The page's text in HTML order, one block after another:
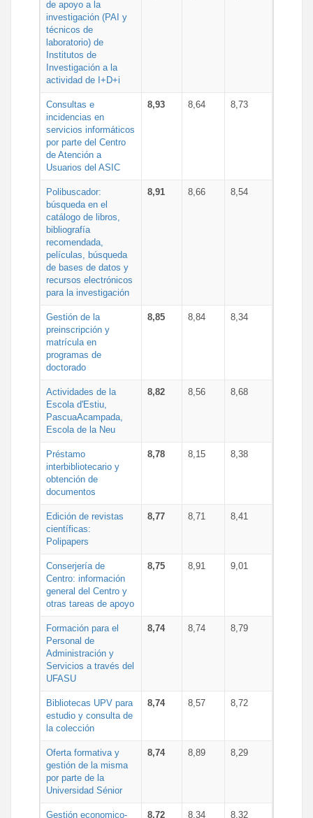
de apoyo a la
investigación (PAI y
técnicos de
laboratorio) de
Institutos de
Investigación a la
actividad de I+D+i
Consultas e
incidencias en
servicios informáticos
por parte del Centro
de Atención a
Usuarios del ASIC
8,93 8,64 8,73
Polibuscador:
búsqueda en el
catálogo de libros,
bibliografía
recomendada,
películas, búsqueda
de bases de datos y
recursos electrónicos
para la investigación
8,91 8,66 8,54
Gestión de la
preinscripción y
matrícula en
programas de
doctorado
8,85 8,84 8,34
Actividades de la
Escola d'Estiu,
PascuaAcampada,
Escola de la Neu
8,82 8,56 8,68
Préstamo
interbibliotecario y
obtención de
documentos
8,78 8,15 8,38
Edición de revistas
científicas:
Polipapers
8,77 8,71 8,41
Conserjería de
Centro: información
general del Centro y
otras tareas de apoyo
8,75 8,91 9,01
Formación para el
Personal de
Administración y
Servicios a través del
UFASU
8,74 8,74 8,79
Bibliotecas UPV para
estudio y consulta de
la colección
8,74 8,57 8,72
Oferta formativa y
gestión de la misma
por parte de la
Universidad Sénior
8,74 8,89 8,29
Gestión economico- 8,72 8,34 8,32